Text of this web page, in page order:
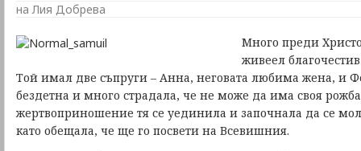
на Лия Добрева
Много преди
живеел
Той имал две съпруги – Анна, неговата любима жена, и
бездетна и много страдала, че не може да има своя
жертвоприношение тя се уединила и започнала да се
като обещала, че ще го посвети на Всевишния.